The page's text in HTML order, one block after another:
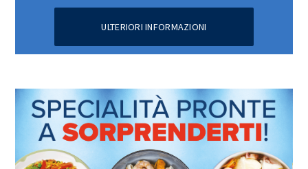
ULTERIORI INFORMAZIONI